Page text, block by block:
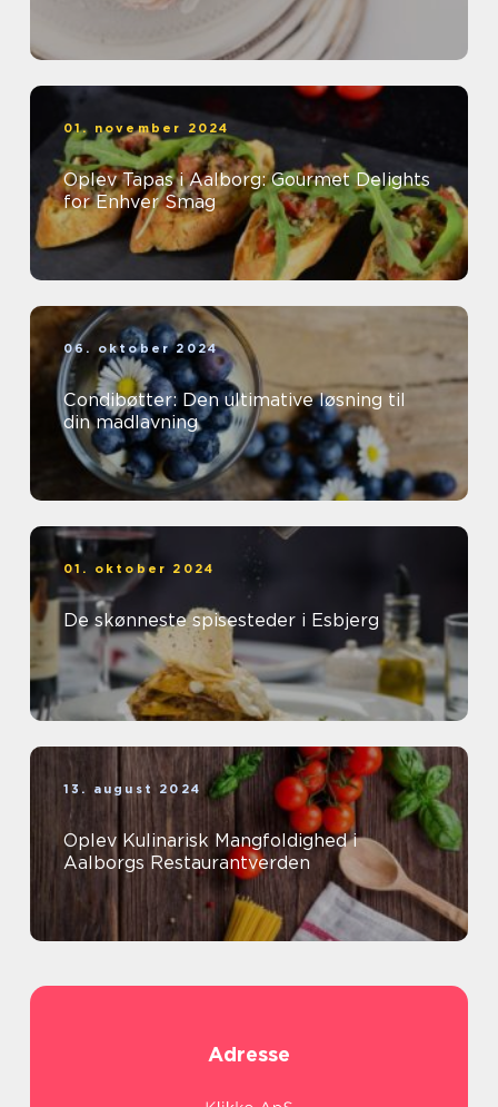
01. november 2024
Oplev Tapas i Aalborg: Gourmet Delights
for Enhver Smag
06. oktober 2024
Condibøtter: Den ultimative løsning til
din madlavning
01. oktober 2024
De skønneste spisesteder i Esbjerg
13. august 2024
Oplev Kulinarisk Mangfoldighed i
Aalborgs Restaurantverden
Adresse